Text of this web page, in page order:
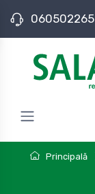
060502265
Principală